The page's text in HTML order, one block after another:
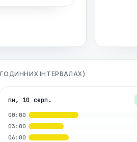
ІНТЕРВАЛАХ)
пн, 10 серп.
00:00
03:00
06:00